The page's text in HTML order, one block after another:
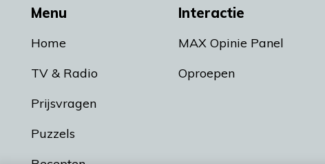
Menu
Home
TV & Radio
Prijsvragen
Puzzels
Interactie
MAX Opinie Panel
Oproepen